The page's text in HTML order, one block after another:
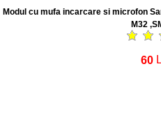
Modul cu mufa incarcare si microfon
M32
60